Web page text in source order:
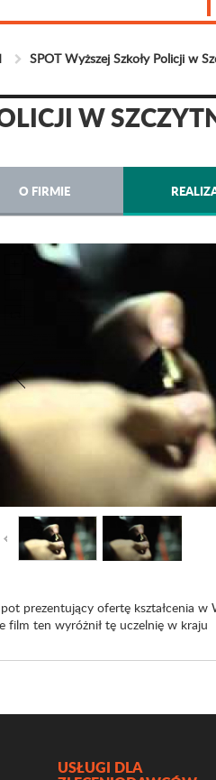
SPOT Wyższej Szkoły Policji w
W
O FIRMIE
prezentujący ofertę kształcenia w
film ten wyróżnił tę uczelnię w kraju
USŁUGI DLA